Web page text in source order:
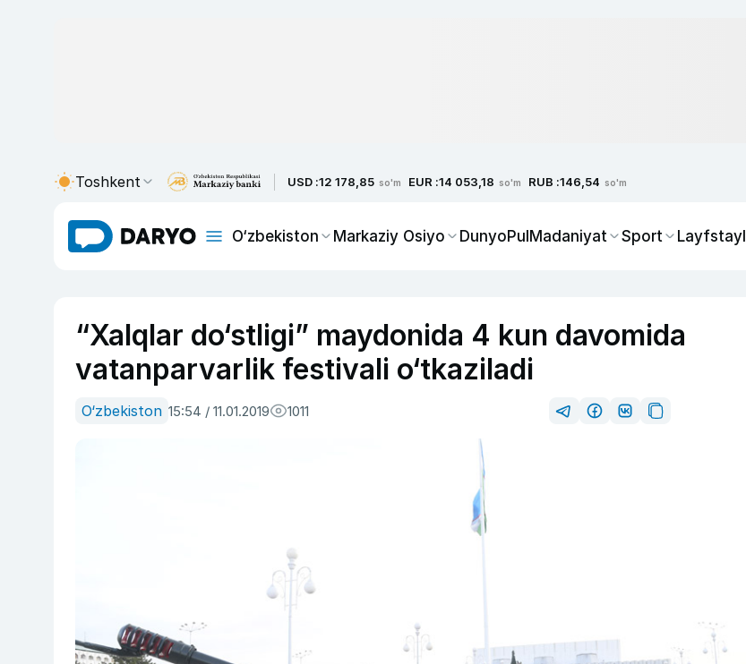
Toshkent USD :12 178,85 so'm EUR :14 053,18 so'm RUB :146,54 so'm
O‘zbekiston Markaziy Osiyo DunyoPulMadaniyat Sport Layfstayl
“Xalqlar do‘stligi” maydonida 4 kun davomida
vatanparvarlik festivali o‘tkaziladi
O‘zbekiston 15:54 / 11.01.2019 1011